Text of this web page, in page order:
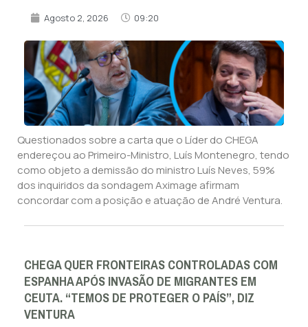
Agosto 2, 2026 09:20
Questionados sobre a carta que o Líder do CHEGA
endereçou ao Primeiro-Ministro, Luís Montenegro, tendo
como objeto a demissão do ministro Luís Neves, 59%
dos inquiridos da sondagem Aximage afirmam
concordar com a posição e atuação de André Ventura.
CHEGA QUER FRONTEIRAS CONTROLADAS COM
ESPANHA APÓS INVASÃO DE MIGRANTES EM
CEUTA. “TEMOS DE PROTEGER O PAÍS”, DIZ
VENTURA